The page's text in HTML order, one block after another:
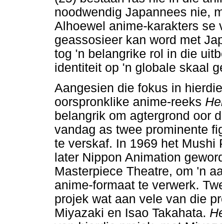
noodwendig Japannees nie,
Alhoewel anime-karakters se
geassosieer kan word met
tog 'n belangrike rol in die
identiteit op 'n globale skaal
Aangesien die fokus in
oorspronklike anime-reeks
belangrik om agtergrond oor
vandag as twee prominente
te verskaf. In 1969 het Mushi
later Nippon Animation
Masterpiece Theatre, om 'n
anime-formaat te verwerk.
projek wat aan vele van die
Miyazaki en Isao Takahata.